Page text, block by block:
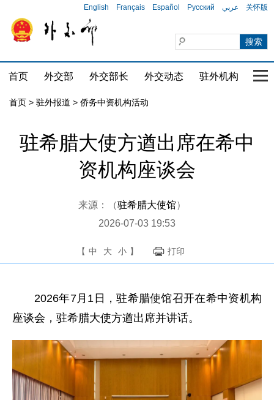
English Français Español Русский عربي 关怀版
首页 外交部 外交部长 外交动态 驻外机构 国
首页 > 驻外报道 > 侨务中资机构活动
驻希腊大使方遒出席在希中
资机构座谈会
来源：（驻希腊大使馆）
2026-07-03 19:53
【 中 大 小 】 打印
2026年7月1日，驻希腊使馆召开在希中资机构
座谈会，驻希腊大使方遒出席并讲话。